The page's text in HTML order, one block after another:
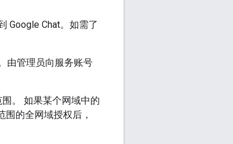
Google Chat。如需了
由管理员向服务账号
。 如果某个网域中的
的全网域授权后，